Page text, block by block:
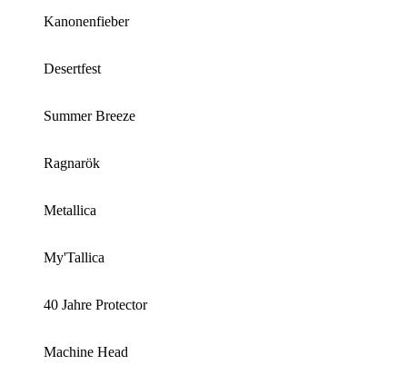
Kanonenfieber
Desertfest
Summer Breeze
Ragnarök
Metallica
My'Tallica
40 Jahre Protector
Machine Head